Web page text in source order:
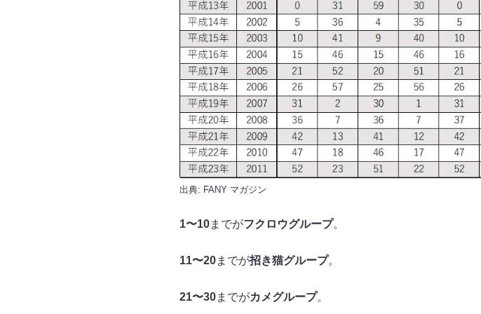
出典: FANY マガジン
1〜10までがフクロウグループ。
11〜20までが招き猫グループ。
21〜30までがカメグループ。